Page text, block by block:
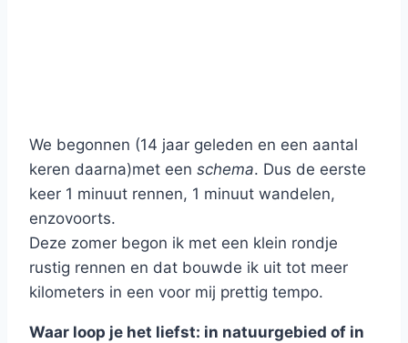
We begonnen (14 jaar geleden en een aantal
keren daarna)met een schema. Dus de eerste
keer 1 minuut rennen, 1 minuut wandelen,
enzovoorts.
Deze zomer begon ik met een klein rondje
rustig rennen en dat bouwde ik uit tot meer
kilometers in een voor mij prettig tempo.
Waar loop je het liefst: in natuurgebied of in